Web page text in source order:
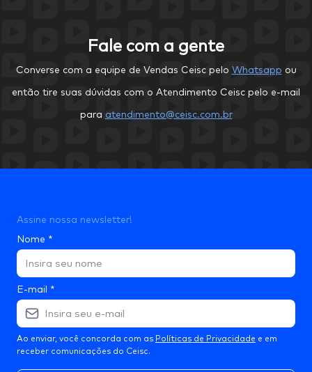
Fale com a gente
Converse com a equipe de Vendas Ceisc pelo Whatsapp ou
então tire suas dúvidas com o Atendimento Ceisc pelo e-mail
para atendimento@ceisc.com.br
Assine nossa newsletter!
Nome *
E-mail *
Ao enviar, você concorda com as Políticas de Privacidade e em
receber comunicações do Ceisc.